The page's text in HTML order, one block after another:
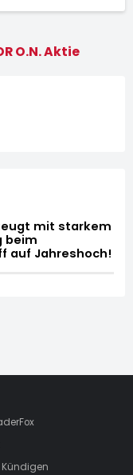
O.N. Aktie
mit starkem
beim
auf Jahreshoch!